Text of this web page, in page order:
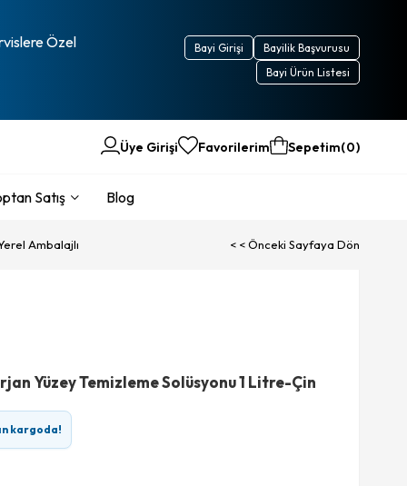
Özel
Bayilik Başvurusu
Bayi Girişi
Bayi Ürün Listesi
Üye Girişi Favorilerim Sepetim 0
Satış Blog
Ambalajlı < < Önceki Sayfaya Dön
Yüzey Temizleme Solüsyonu 1 Litre-Çin
kargoda!